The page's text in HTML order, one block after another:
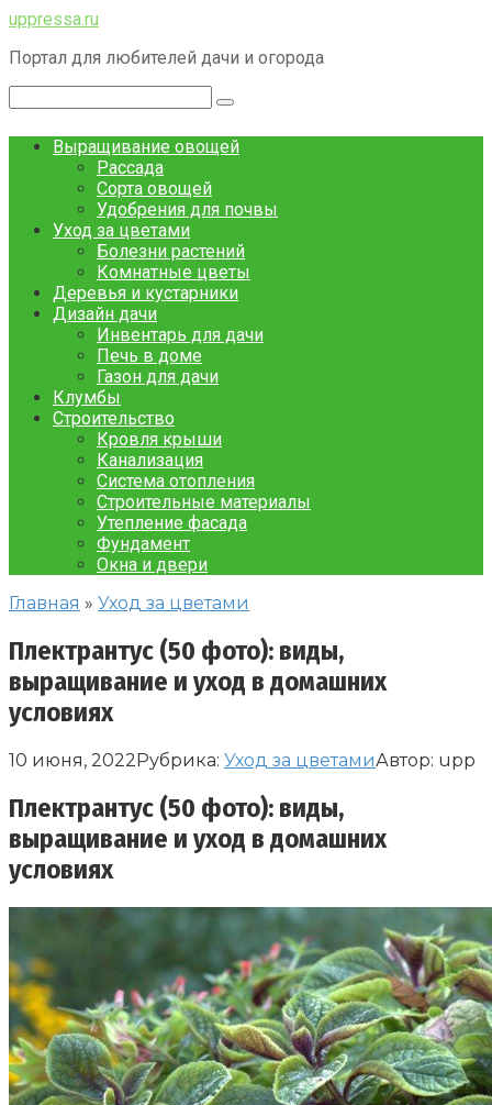
Перейти
контенту
uppressa.ru
Портал для любителей дачи и огорода
Выращивание овощей
Рассада
Сорта овощей
Удобрения для почвы
Уход за цветами
Болезни растений
Комнатные цветы
Деревья и кустарники
Дизайн дачи
Инвентарь для дачи
Печь в доме
Газон для дачи
Клумбы
Строительство
Кровля крыши
Канализация
Система отопления
Строительные материалы
Утепление фасада
Фундамент
Окна и двери
Главная » Уход за цветами
Плектрантус (50 фото): виды,
выращивание и уход в домашних
условиях
10 июня, 2022Рубрика: Уход за цветамиАвтор: upp
Плектрантус (50 фото): виды,
выращивание и уход в домашних
условиях